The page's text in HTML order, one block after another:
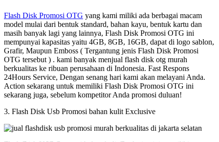
Flash Disk Promosi OTG yang kami miliki ada berbagai macam
model mulai dari bentuk standard, bahan kayu, bentuk kartu dan
masih banyak lagi yang lainnya, Flash Disk Promosi OTG ini
mempunyai kapasitas yaitu 4GB, 8GB, 16GB, dapat di logo sablon,
Grafir, Maupun Emboss ( Tergantung jenis Flash Disk Promosi
OTG tersebut ) . kami banyak menjual flash disk otg murah
berkualitas ke ribuan perusahaan di Indonesia. Fast Respons
24Hours Service, Dengan senang hari kami akan melayani Anda.
Action sekarang untuk memiliki Flash Disk Promosi OTG ini
sekarang juga, sebelum kompetitor Anda promosi duluan!
3. Flash Disk Usb Promosi bahan kulit Exclusive